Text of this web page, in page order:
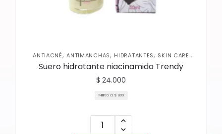
ANTIACNÉ,ANTIMANCHAS, HIDRATANTES, SKIN CARE
FACIAL
Suero hidratante niacinamida Trendy
$ 24.000
Mililitro a: $ 800